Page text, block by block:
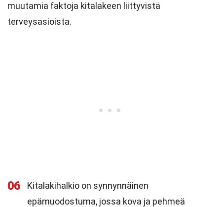
muutamia faktoja kitalakeen liittyvistä
terveysasioista.
06
Kitalakihalkio on synnynnäinen
epämuodostuma, jossa kova ja pehmeä